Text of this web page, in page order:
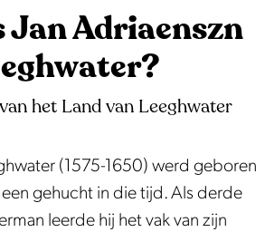
Jan Adriaenszn
het Land van Leeghwater
(1575-1650) werd geboren
een gehucht in die tijd. Als derde
leerde hij het vak van zijn